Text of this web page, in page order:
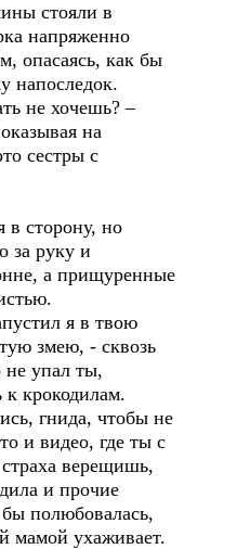
стояли в
напряженно
опасаясь, как бы
напоследок.
не хочешь? –
на
сестры с
в сторону, но
за руку и
а прищуренные
я в твою
змею, - сквозь
упал ты,
к крокодилам.
гнида, чтобы не
и видео, где ты с
верещишь,
и прочие
полюбовалась,
мамой ухаживает.